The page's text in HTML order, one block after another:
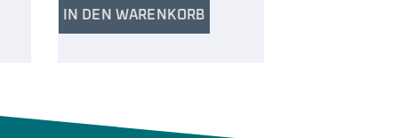
IN DEN WARENKORB